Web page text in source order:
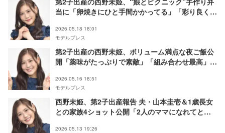
当に「卵焼きにひと手間かかってる」「彩り良くて
2026.05.18 18:01
モデルプレス
第2子出産の西野未姫、ボリューム満点な夜ご飯公
開「薬味がたっぷりで素敵」「組み合わせ最高」の
2026.05.16 18:51
モデルプレス
西野未姫、第2子出産報告 夫・山本圭壱＆1歳長女
との家族4ショット公開「2人のママになれてとて
2026.05.13 19:26